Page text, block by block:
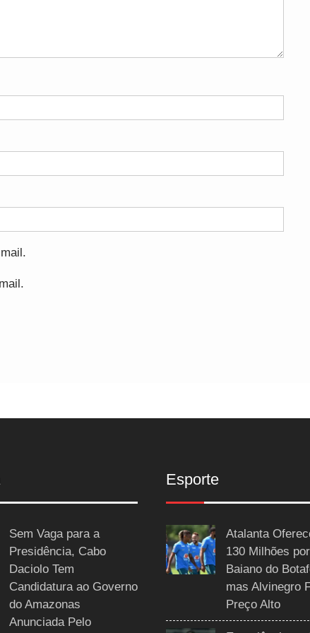
Sem Vaga para a
Presidência, Cabo
Daciolo Tem
Candidatura ao Governo
do Amazonas
Anunciada Pelo
Esporte
Atalanta
130 Milhões
Baiano do
mas Alvinegro
Preço Alto